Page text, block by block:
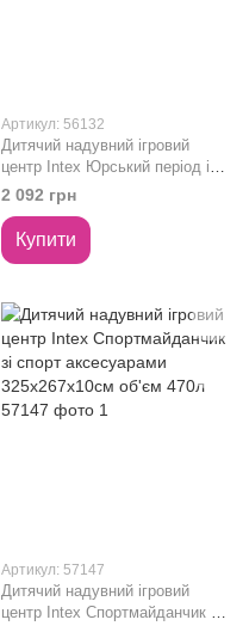
Артикул: 56132
Дитячий надувний ігровий
центр Intex Юрський період із
фігурами динозаврів
201х201х36см об'єм 410л
56132
2 092 грн
Купити
Артикул: 57147
Дитячий надувний ігровий
центр Intex Спортмайданчик зі